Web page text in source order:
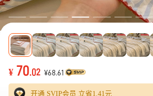
¥ 70.02 ¥68.61
开通 SVIP会员 立省1.41元